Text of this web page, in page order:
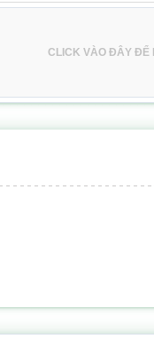
CLICK VÀO ĐÂY ĐỂ